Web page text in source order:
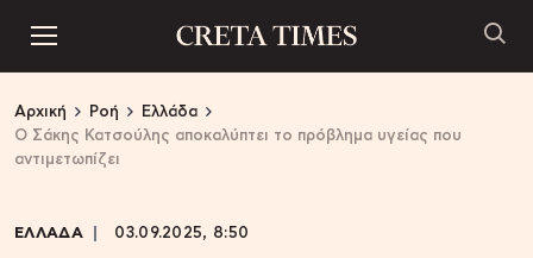
Αρχική Ροή
Ελλάδα
Ο Σάκης Κατσούλης αποκαλύπτει το πρόβλημα υγείας που
αντιμετωπίζει
ΕΛΛΑΔΑ 03.09.2025, 8:50